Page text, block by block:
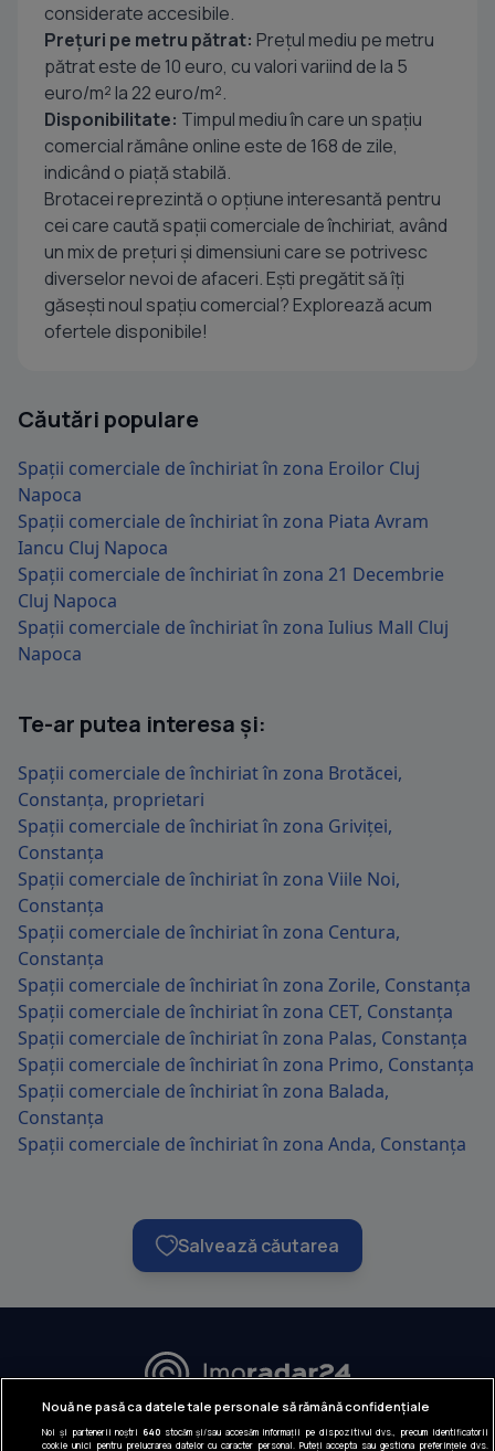
considerate accesibile.
Prețuri pe metru pătrat: Prețul mediu pe metru
pătrat este de 10 euro, cu valori variind de la 5
euro/m² la 22 euro/m².
Disponibilitate: Timpul mediu în care un spațiu
comercial rămâne online este de 168 de zile,
indicând o piață stabilă.
Brotacei reprezintă o opțiune interesantă pentru
cei care caută spații comerciale de închiriat, având
un mix de prețuri și dimensiuni care se potrivesc
diverselor nevoi de afaceri. Ești pregătit să îți
găsești noul spațiu comercial? Explorează acum
ofertele disponibile!
Căutări populare
Spații comerciale de închiriat în zona Eroilor Cluj
Napoca
Spații comerciale de închiriat în zona Piata Avram
Iancu Cluj Napoca
Spații comerciale de închiriat în zona 21 Decembrie
Cluj Napoca
Spații comerciale de închiriat în zona Iulius Mall Cluj
Napoca
Te-ar putea interesa și:
Spații comerciale de închiriat în zona Brotăcei,
Constanța, proprietari
Spații comerciale de închiriat în zona Griviței,
Constanța
Spații comerciale de închiriat în zona Viile Noi,
Constanța
Spații comerciale de închiriat în zona Centura,
Constanța
Spații comerciale de închiriat în zona Zorile, Constanța
Spații comerciale de închiriat în zona CET, Constanța
Spații comerciale de închiriat în zona Palas, Constanța
Spații comerciale de închiriat în zona Primo, Constanța
Spații comerciale de închiriat în zona Balada,
Constanța
Spații comerciale de închiriat în zona Anda, Constanța
Salvează căutarea
URMĂREȘTE-NE:
INFORMAȚII COMPANIE
Nouă ne pasă ca datele tale personale să rămână confidențiale
Noi și partenerii noștri 640stocăm și/sau accesăm informații pe dispozitivul dvs., precum identificatorii
cookie unici pentru prelucrarea datelor cu caracter personal. Puteți accepta sau gestiona preferințele dvs.